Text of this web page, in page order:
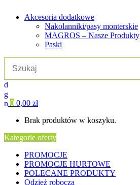
Akcesoria dodatkowe
Nakolanniki/pasy monterskie
MAGROS – Nasze Produkty
Paski
0 0,00 zł
Brak produktów w koszyku.
Kategorie oferty
PROMOCJE
PROMOCJE HURTOWE
POLECANE PRODUKTY
Odzież robocza